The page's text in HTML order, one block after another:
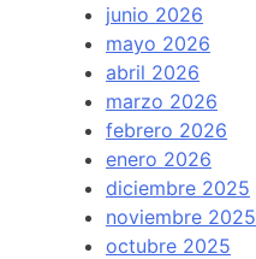
junio 2026
mayo 2026
abril 2026
marzo 2026
febrero 2026
enero 2026
diciembre 2025
noviembre 2025
octubre 2025